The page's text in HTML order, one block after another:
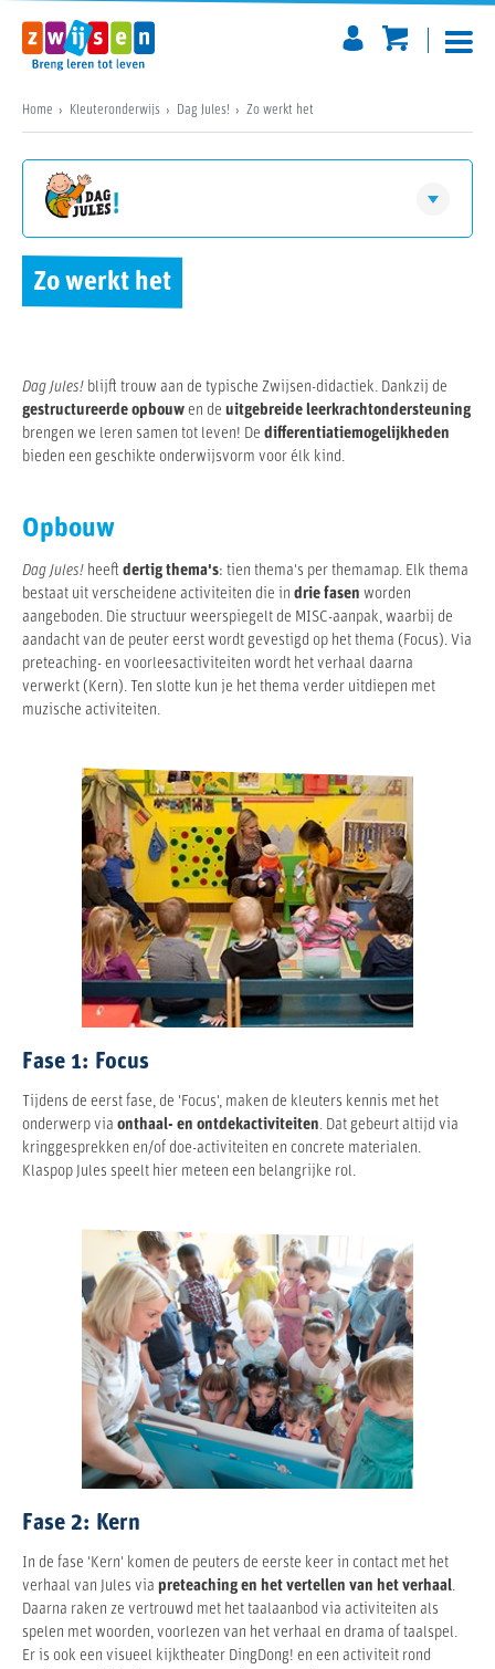
Home Kleuteronderwijs Dag Jules! Zo werkt het
Dag Jules!
Software (dvd) Voor gebruikers
Prijzen
Zo werkt het
Dag Jules! blijft trouw aan de typische Zwijsen-didactiek. Dankzij de
gestructureerde opbouw en de uitgebreide leerkrachtondersteuning
brengen we leren samen tot leven! De differentiatiemogelijkheden
bieden een geschikte onderwijsvorm voor élk kind.
Opbouw
Dag Jules! heeft dertig thema's: tien thema's per themamap. Elk thema
bestaat uit verscheidene activiteiten die in drie fasen worden
aangeboden. Die structuur weerspiegelt de MISC-aanpak, waarbij de
aandacht van de peuter eerst wordt gevestigd op het thema (Focus). Via
preteaching- en voorleesactiviteiten wordt het verhaal daarna
verwerkt (Kern). Ten slotte kun je het thema verder uitdiepen met
muzische activiteiten.
Fase 1: Focus
Tijdens de eerst fase, de 'Focus', maken de kleuters kennis met het
onderwerp via onthaal- en ontdekactiviteiten. Dat gebeurt altijd via
kringgesprekken en/of doe-activiteiten en concrete materialen.
Klaspop Jules speelt hier meteen een belangrijke rol.
Fase 2: Kern
In de fase 'Kern' komen de peuters de eerste keer in contact met het
verhaal van Jules via preteaching en het vertellen van het verhaal.
Daarna raken ze vertrouwd met het taalaanbod via activiteiten als
spelen met woorden, voorlezen van het verhaal en drama of taalspel.
Er is ook een visueel kijktheater DingDong! en een activiteit rond